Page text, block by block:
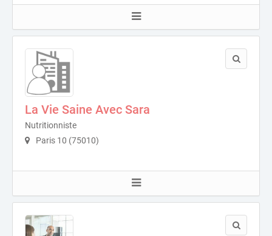
La Vie Saine Avec Sara
Nutritionniste
Paris 10 (75010)